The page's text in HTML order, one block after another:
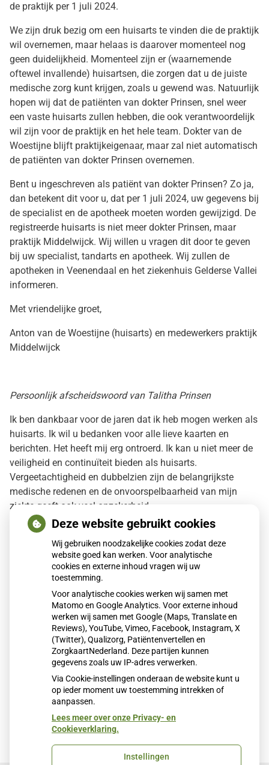
de praktijk per 1 juli 2024.
We zijn druk bezig om een huisarts te vinden die de praktijk
wil overnemen, maar helaas is daarover momenteel nog
geen duidelijkheid. Momenteel zijn er (waarnemende
oftewel invallende) huisartsen, die zorgen dat u de juiste
medische zorg kunt krijgen, zoals u gewend was. Natuurlijk
hopen wij dat de patiënten van dokter Prinsen, snel weer
een vaste huisarts zullen hebben, die ook verantwoordelijk
wil zijn voor de praktijk en het hele team. Dokter van de
Woestijne blijft praktijkeigenaar, maar zal niet automatisch
de patiënten van dokter Prinsen overnemen.
Bent u ingeschreven als patiënt van dokter Prinsen? Zo ja,
dan betekent dit voor u, dat per 1 juli 2024, uw gegevens bij
de specialist en de apotheek moeten worden gewijzigd. De
registreerde huisarts is niet meer dokter Prinsen, maar
praktijk Middelwijck. Wij willen u vragen dit door te geven
bij uw specialist, tandarts en apotheek. Wij zullen de
apotheken in Veenendaal en het ziekenhuis Gelderse Vallei
informeren.
Met vriendelijke groet,
Anton van de Woestijne (huisarts) en medewerkers praktijk
Middelwijck
Persoonlijk afscheidswoord van Talitha Prinsen
Ik ben dankbaar voor de jaren dat ik heb mogen werken als
huisarts. Ik wil u bedanken voor alle lieve kaarten en
berichten. Het heeft mij erg ontroerd. Ik kan u niet meer de
veiligheid en continuïteit bieden als huisarts.
Vergeetachtigheid en dubbelzien zijn de belangrijkste
medische redenen en de onvoorspelbaarheid van mijn
ziekte geeft ook veel onzekerheid.
Ik zal het huisarts zijn missen. Maar vooral ook mijn
patiënten, zal ik missen. Gelukkig kan ik nog wel genieten
van vele mooie dingen in dit leven. De tijd die mij nog
gegeven is, wil ik graag doorbrengen met mijn man en
Ik wens u allen, alle goeds en gezondheid voor de
Met vriendelijke groet,
Talitha Prinsen, huisarts
Publicatiedatum:21-05-2024
Deze website gebruikt cookies
Wij gebruiken noodzakelijke cookies zodat deze
website goed kan werken. Voor analytische
cookies en externe inhoud vragen wij uw
toestemming.
Voor analytische cookies werken wij samen met
Matomo en Google Analytics. Voor externe inhoud
werken wij samen met Google (Maps, Translate en
Reviews), YouTube, Vimeo, Facebook, Instagram, X
(Twitter), Qualizorg, Patiëntenvertellen en
ZorgkaartNederland. Deze partijen kunnen
gegevens zoals uw IP-adres verwerken.
Via Cookie-instellingen onderaan de website kunt u
op ieder moment uw toestemming intrekken of
aanpassen.
Lees meer over onze Privacy- en
Cookieverklaring.
Instellingen